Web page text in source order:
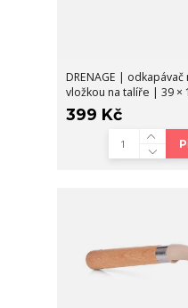
DRENAGE |
vložkou na talíře | 39 ×
399 Kč